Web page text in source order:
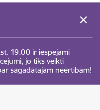
19.00 ir iespējami
jo tiks veikti
sagādātajām neērtībām!